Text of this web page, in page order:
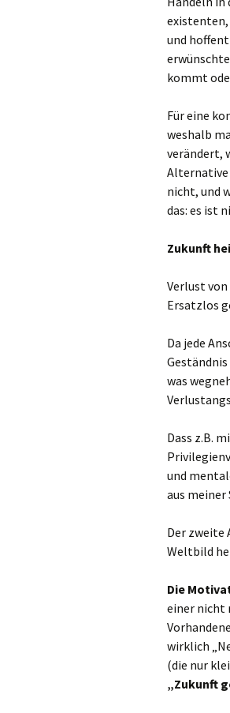
existenten,
und
kommt
Für eine
weshalb
verändert,
Alternative
nicht, und
das: es ist
Zukunft
Verlust
Ersatzlos
Da jede
Geständnis
was
Dass z.B.
und
aus meiner
Der zweite
Weltbild
Die
einer nicht
wirklich
(die nur
„Zukunft